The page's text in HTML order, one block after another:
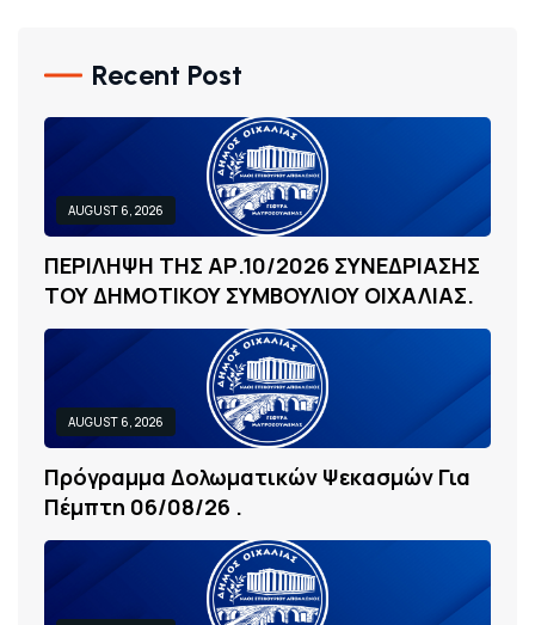
Recent Post
AUGUST 6, 2026
ΠΕΡΙΛΗΨΗ ΤΗΣ ΑΡ.10/2026 ΣΥΝΕΔΡΙΑΣΗΣ
ΤΟΥΔΗΜΟΤΙΚΟΥ ΣΥΜΒΟΥΛΙΟΥ ΟΙΧΑΛΙΑΣ.
AUGUST 6, 2026
ΠΡΌΓΡΑΜΜΑ ΔΟΛΩΜΑΤΙΚΏΝ ΨΕΚΑΣΜΏΝ ΓΙΑ
ΠΈΜΠΤΗ 06/08/26 .